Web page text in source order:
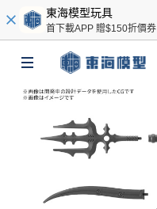
東海模型玩具
首下載APP 贈$150折價券